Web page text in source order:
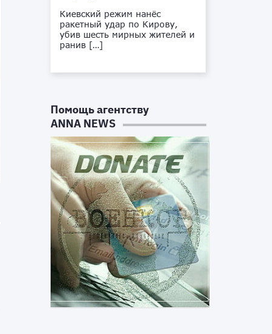
Киевский режим нанёс
ракетный удар по Кирову,
убив шесть мирных жителей и
ранив […]
Помощь агентству
ANNA NEWS